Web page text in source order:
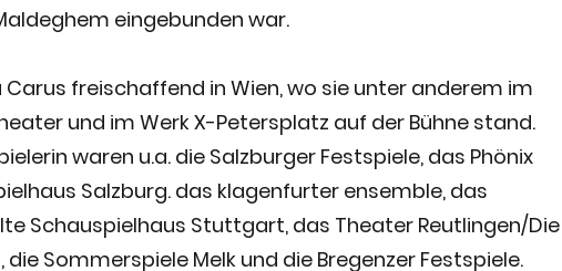
eingebunden war.
freischaffend in Wien, wo sie unter anderem im
und im Werk X-Petersplatz auf der Bühne stand.
waren u.a. die Salzburger Festspiele, das Phönix
Salzburg. das klagenfurter ensemble, das
Schauspielhaus Stuttgart, das Theater Reutlingen/Die
Sommerspiele Melk und die Bregenzer Festspiele.